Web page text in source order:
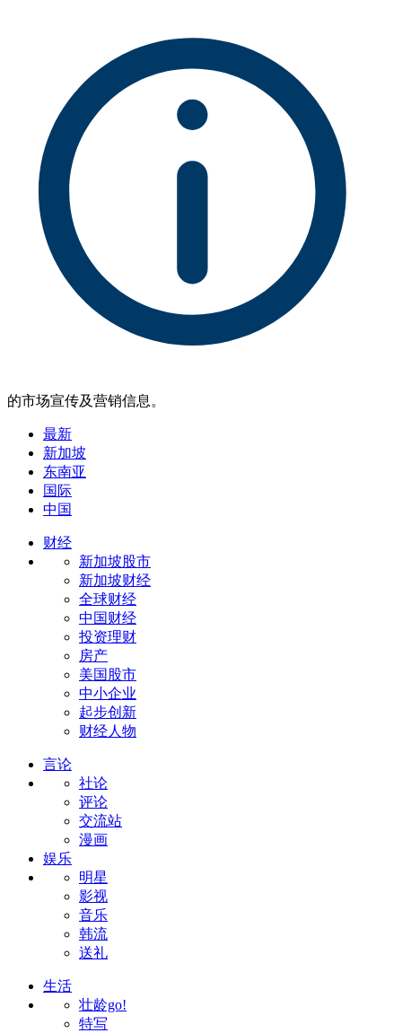
的市场宣传及营销信息。
最新
新加坡
东南亚
国际
中国
财经
新加坡股市
新加坡财经
全球财经
中国财经
投资理财
房产
美国股市
中小企业
起步创新
财经人物
言论
社论
评论
交流站
漫画
娱乐
明星
影视
音乐
韩流
送礼
生活
壮龄go!
特写